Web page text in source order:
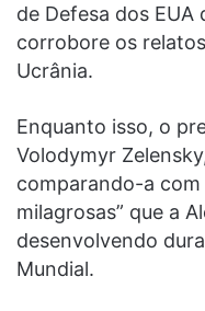
de Defesa dos EUA
corrobore os
Ucrânia.
Enquanto isso, o
Volodymyr
comparando-a com
milagrosas” que a
desenvolvendo
Mundial.